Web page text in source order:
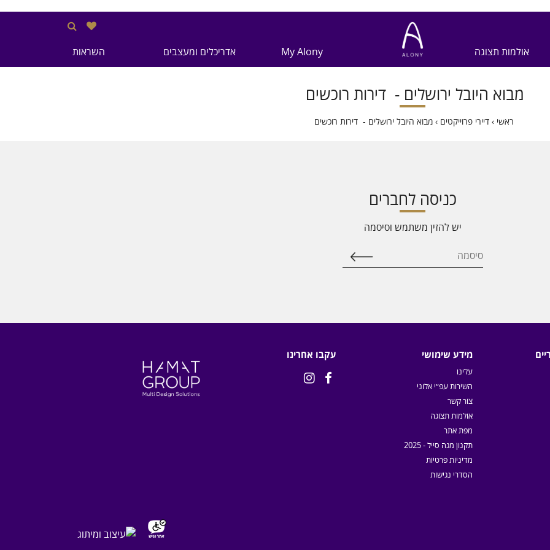
אולמות תצוגה My Alony אדריכלים ומעצבים השראות
מבוא היובל ירושלים - דירות רוכשים
ראשי ›דיירי פרוייקטים ›מבוא היובל ירושלים - דירות רוכשים
כניסה לחברים
יש להזין משתמש וסיסמה
מידע שימושי
עלינו
השירות עפ״י אלוני
צור קשר
אולמות תצוגה
מפת אתר
תקנון מגה סייל - 2025
מדיניות פרטיות
הסדרי נגישות
עקבו אחרינו

